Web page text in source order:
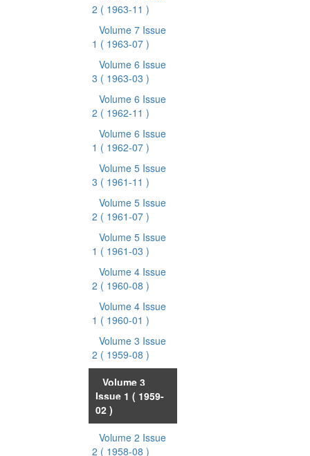
2 ( 1963-11 )
Volume 7 Issue
1 ( 1963-07 )
Volume 6 Issue
3 ( 1963-03 )
Volume 6 Issue
2 ( 1962-11 )
Volume 6 Issue
1 ( 1962-07 )
Volume 5 Issue
3 ( 1961-11 )
Volume 5 Issue
2 ( 1961-07 )
Volume 5 Issue
1 ( 1961-03 )
Volume 4 Issue
2 ( 1960-08 )
Volume 4 Issue
1 ( 1960-01 )
Volume 3 Issue
2 ( 1959-08 )
Volume 3
Issue 1 ( 1959-
02 )
Volume 2 Issue
2 ( 1958-08 )